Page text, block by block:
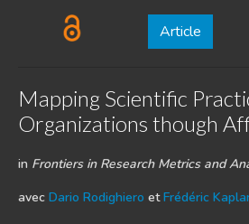
Article
Mapping Scientific
Organizations though
in Frontiers in Research Metrics and
avec Dario Rodighiero etFrédéric